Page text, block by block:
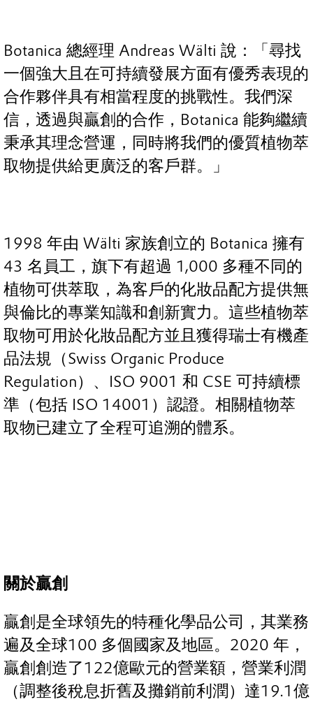
Botanica 總經理 Andreas Wälti 說：「尋找
一個強大且在可持續發展方面有優秀表現的
合作夥伴具有相當程度的挑戰性。我們深
信，透過與贏創的合作，Botanica 能夠繼續
秉承其理念營運，同時將我們的優質植物萃
取物提供給更廣泛的客戶群。」
1998 年由 Wälti 家族創立的 Botanica 擁有
43 名員工，旗下有超過 1,000 多種不同的
植物可供萃取，為客戶的化妝品配方提供無
與倫比的專業知識和創新實力。這些植物萃
取物可用於化妝品配方並且獲得瑞士有機產
品法規（Swiss Organic Produce
Regulation）、ISO 9001 和 CSE 可持續標
準（包括 ISO 14001）認證。相關植物萃
取物已建立了全程可追溯的體系。
關於贏創
贏創是全球領先的特種化學品公司，其業務
遍及全球100 多個國家及地區。2020 年，
贏創創造了122億歐元的營業額，營業利潤
（調整後稅息折舊及攤銷前利潤）達19.1億